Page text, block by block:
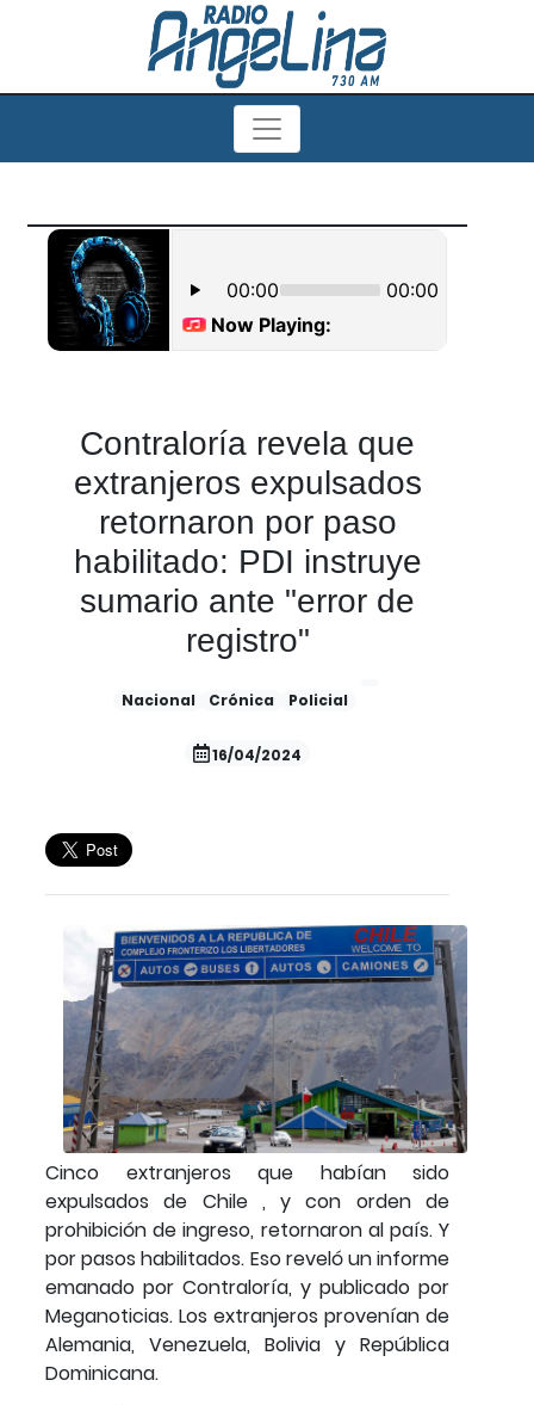
Contraloría revela que
extranjeros expulsados
retornaron por paso
habilitado: PDI instruye
sumario ante "error de
registro"
Nacional Crónica Policial
16/04/2024
Cinco extranjeros que habían sido
expulsados de Chile , y con orden de
prohibición de ingreso, retornaron al país. Y
por pasos habilitados. Eso reveló un informe
emanado por Contraloría, y publicado por
Meganoticias. Los extranjeros provenían de
Alemania, Venezuela, Bolivia y República
Dominicana.